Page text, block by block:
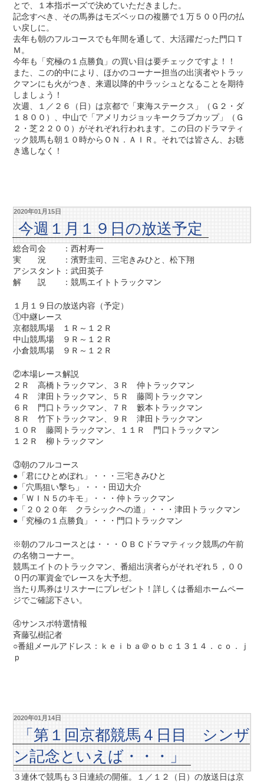
とで、１本指ポーズで決めていただきました。
記念すべき、その馬券はモズベッロの複勝で１万５００円の払
い戻しに。
去年も朝のフルコースでも年間を通して、大活躍だった門口Ｔ
Ｍ。
今年も「究極の１点勝負」の買い目は要チェックですよ！！
また、この的中により、ほかのコーナー担当の出演者やトラッ
クマンにも火がつき、来週以降的中ラッシュとなることを期待
しましょう！
次週、１／２６（日）は京都で「東海ステークス」（Ｇ２・ダ
１８００）、中山で「アメリカジョッキークラブカップ」（Ｇ
２・芝２２００）がそれぞれ行われます。この日のドラマティ
ック競馬も朝１０時からＯＮ．ＡＩＲ。それでは皆さん、お聴
き逃しなく！
2020年01月15日
今週１月１９日の放送予定
総合司会 ：西村寿一
実 況 ：濱野圭司、三宅きみひと、松下翔
アシスタント：武田英子
解 説 ：競馬エイトトラックマン
１月１９日の放送内容（予定）
①中継レース
京都競馬場 １Ｒ～１２Ｒ
中山競馬場 ９Ｒ～１２Ｒ
小倉競馬場 ９Ｒ～１２Ｒ
②本場レース解説
２Ｒ 高橋トラックマン、３Ｒ 仲トラックマン
４Ｒ 津田トラックマン、５Ｒ 藤岡トラックマン
６Ｒ 門口トラックマン、７Ｒ 籔本トラックマン
８Ｒ 竹下トラックマン、９Ｒ 津田トラックマン
１０Ｒ 藤岡トラックマン、１１Ｒ 門口トラックマン
１２Ｒ 柳トラックマン
③朝のフルコース
●「君にひとめぼれ」・・・三宅きみひと
●「穴馬狙い撃ち」・・・田辺大介
●「ＷＩＮ５のキモ」・・・仲トラックマン
●「２０２０年 クラシックへの道」・・・津田トラックマン
●「究極の１点勝負」・・・門口トラックマン
※朝のフルコースとは・・・ＯＢＣドラマティック競馬の午前
の名物コーナー。
競馬エイトのトラックマン、番組出演者らがそれぞれ５，００
０円の軍資金でレースを大予想。
当たり馬券はリスナーにプレゼント！詳しくは番組ホームペー
ジでご確認下さい。
④サンスポ特選情報
斉藤弘樹記者
○番組メールアドレス：ｋｅｉｂａ＠ｏｂｃ１３１４．ｃｏ．ｊ
ｐ
2020年01月14日
「第１回京都競馬４日目 シンザ
ン記念といえば・・・」
３連休で競馬も３日連続の開催。１／１２（日）の放送日は京